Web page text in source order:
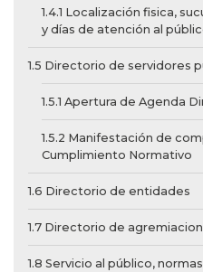
1.4.1 Localización fisica,
y días de atención al
1.5 Directorio de servidores
1.5.1 Apertura de Agenda
1.5.2 Manifestación de
Cumplimiento Normativo
1.6 Directorio de entidades
1.7 Directorio de
1.8 Servicio al público,